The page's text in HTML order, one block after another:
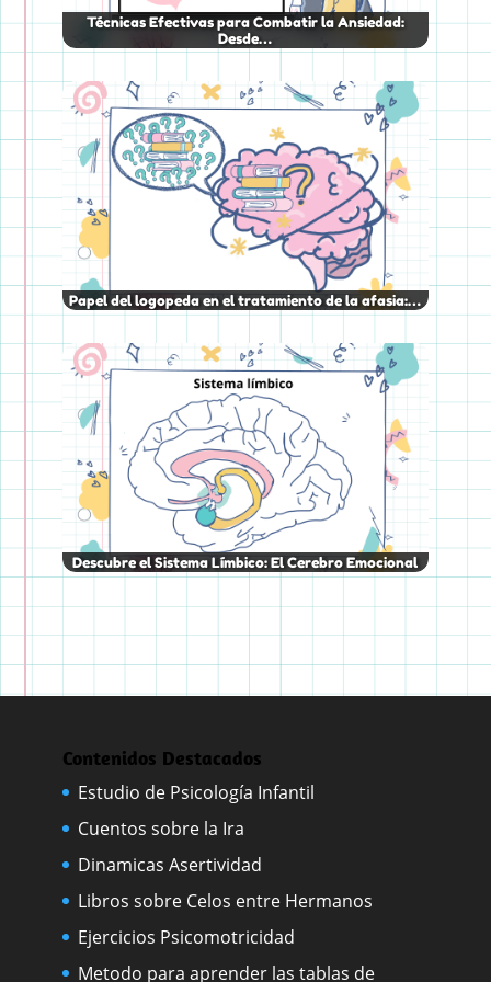
Técnicas Efectivas para Combatir la Ansiedad:
Desde…
Papel del logopeda en el tratamiento de la afasia:…
Descubre el Sistema Límbico: El Cerebro Emocional
Contenidos Destacados
Estudio de Psicología Infantil
Cuentos sobre la Ira
Dinamicas Asertividad
Libros sobre Celos entre Hermanos
Ejercicios Psicomotricidad
Metodo para aprender las tablas de